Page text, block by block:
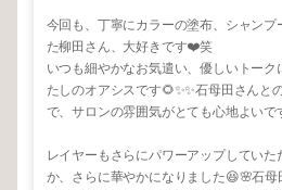
今回も、丁寧にカラーの塗布、シャン
た柳田さん、大好きです❤️笑
いつも細やかなお気遣い、優しいトー
たしのオアシスです🌻✨✨石母田さんと
で、サロンの雰囲気がとても心地よいで
レイヤーもさらにパワーアップしてい
か、さらに華やかになりました😆🌸石母